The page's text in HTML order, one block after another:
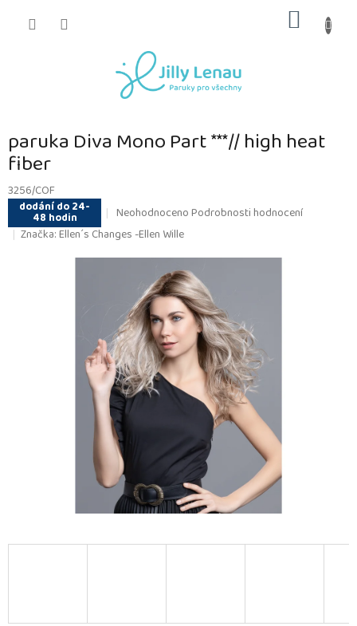
KOŠÍK
paruka Diva Mono Part ***// high heat
fiber
3256/COF
dodání do 24-
48 hodin
Průměrné
hodnocení
produktu
je
hvězdiček.
NeohodnocenoPodrobnosti hodnocení
Značka:Ellen´s Changes -Ellen Wille